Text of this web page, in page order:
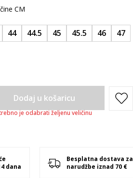
CM
44 44.5 45 45.5 46
47
Dodaj u košaricu
je odabrati željenu veličinu
dana
Besplatna dostava za
narudžbe iznad 70 €